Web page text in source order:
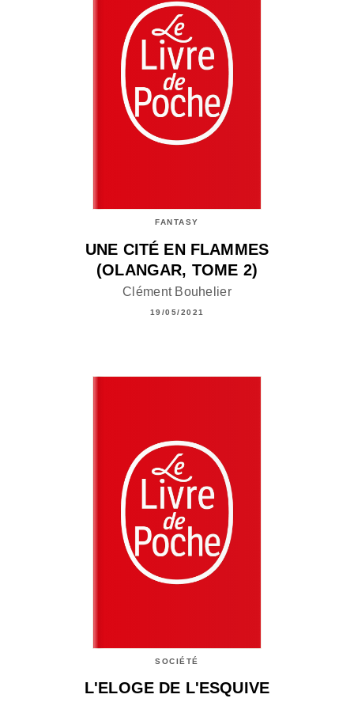
FANTASY
UNE CITÉ EN FLAMMES
(OLANGAR, TOME 2)
Clément Bouhelier
19/05/2021
SOCIÉTÉ
L'ELOGE DE L'ESQUIVE